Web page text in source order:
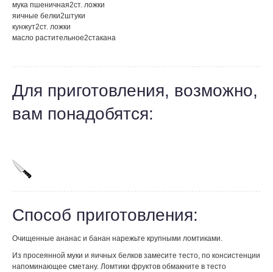
мука пшеничная2ст. ложки
яичные белки2штуки
кунжут2ст. ложки
масло растительное2стакана
Для приготовления, возможно,
вам понадобятся:
Способ приготовления:
Очищенные ананас и банан нарежьте крупными ломтиками.
Из просеянной муки и яичных белков замесите тесто, по консистенции
напоминающее сметану. Ломтики фруктов обмакните в тесто